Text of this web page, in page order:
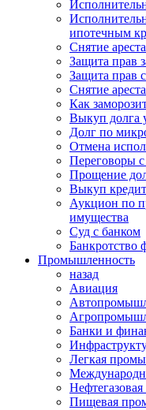
ипотечным
Снятие
Защита прав
Защита прав
Снятие
Как
Выкуп долга
Долг по
Отмена
Переговоры
Прощение
Выкуп
Аукцион по
имущества
Суд с банком
Банкротство
Промышленность
назад
Авиация
Банки и
Легкая
Нефтегазовая
Пищевая